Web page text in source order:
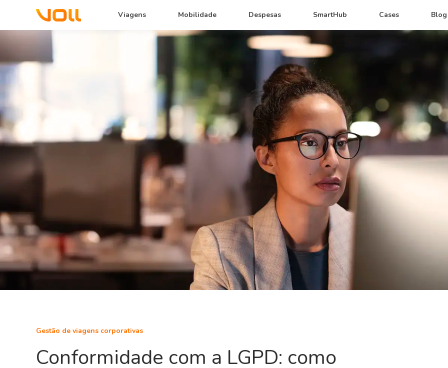
Viagens Mobilidade Despesas SmartHub Cases Blog
Gestão de viagens corporativas
Conformidade com a LGPD: como